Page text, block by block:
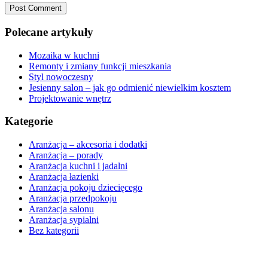
Polecane artykuły
Mozaika w kuchni
Remonty i zmiany funkcji mieszkania
Styl nowoczesny
Jesienny salon – jak go odmienić niewielkim kosztem
Projektowanie wnętrz
Kategorie
Aranżacja – akcesoria i dodatki
Aranżacja – porady
Aranżacja kuchni i jadalni
Aranżacja łazienki
Aranżacja pokoju dziecięcego
Aranżacja przedpokoju
Aranżacja salonu
Aranżacja sypialni
Bez kategorii